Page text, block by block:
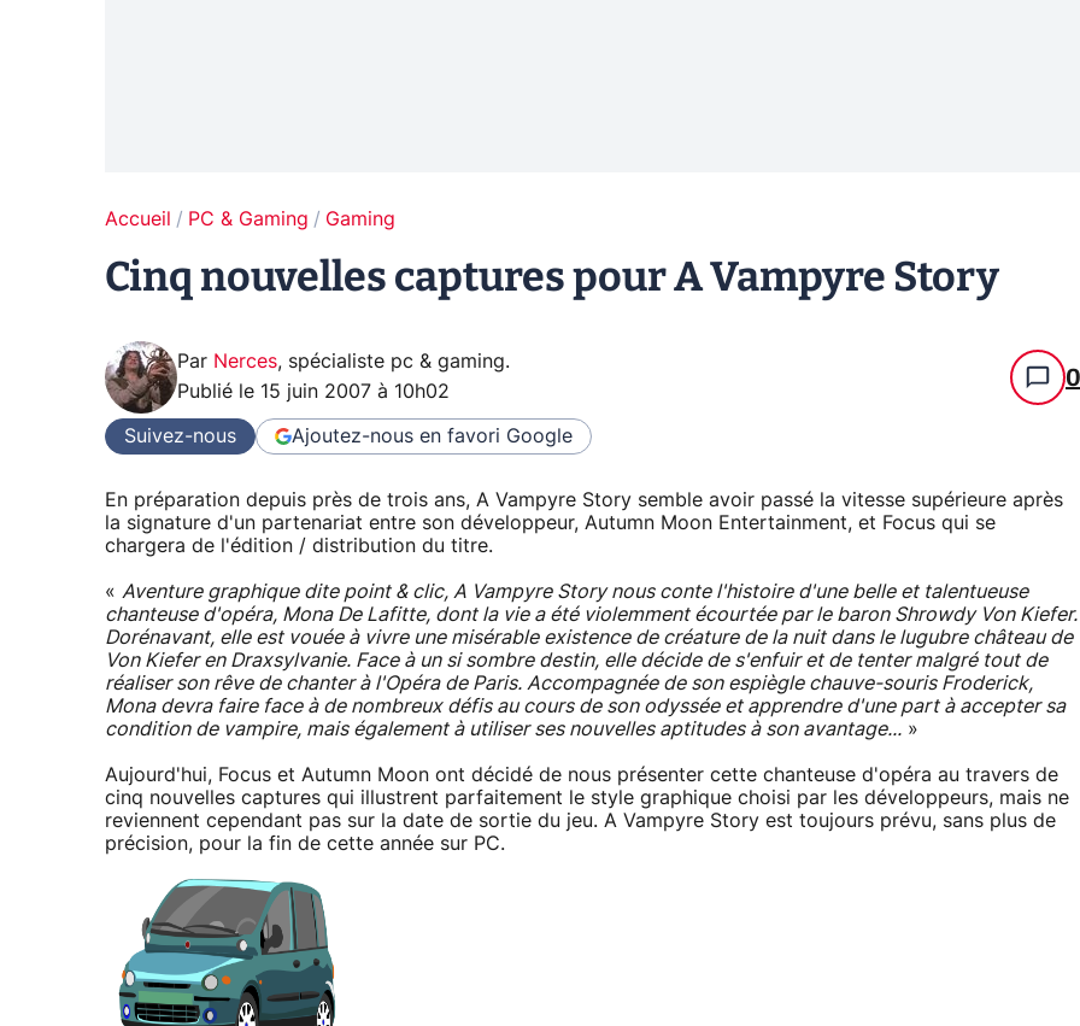
Accueil PC & Gaming Gaming
Cinq nouvelles captures pour A Vampyre Story
Par Nerces, spécialiste pc & gaming.
Publié le 15 juin 2007 à 10h02 0
Suivez-nous Ajoutez-nous en favori Google
En préparation depuis près de trois ans, A Vampyre Story semble avoir passé la vitesse supérieure après
la signature d'un partenariat entre son développeur, Autumn Moon Entertainment, et Focus qui se
chargera de l'édition / distribution du titre.
« Aventure graphique dite point & clic, A Vampyre Story nous conte l'histoire d'une belle et talentueuse
chanteuse d'opéra, Mona De Lafitte, dont la vie a été violemment écourtée par le baron Shrowdy Von Kiefer.
Dorénavant, elle est vouée à vivre une misérable existence de créature de la nuit dans le lugubre château de
Von Kiefer en Draxsylvanie. Face à un si sombre destin, elle décide de s'enfuir et de tenter malgré tout de
réaliser son rêve de chanter à l'Opéra de Paris. Accompagnée de son espiègle chauve-souris Froderick,
Mona devra faire face à de nombreux défis au cours de son odyssée et apprendre d'une part à accepter sa
condition de vampire, mais également à utiliser ses nouvelles aptitudes à son avantage... »
Aujourd'hui, Focus et Autumn Moon ont décidé de nous présenter cette chanteuse d'opéra au travers de
cinq nouvelles captures qui illustrent parfaitement le style graphique choisi par les développeurs, mais ne
reviennent cependant pas sur la date de sortie du jeu. A Vampyre Story est toujours prévu, sans plus de
précision, pour la fin de cette année sur PC.